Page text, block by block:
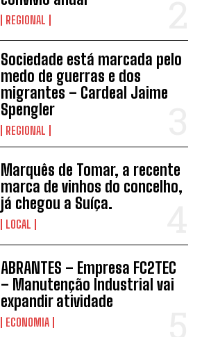
INSCREVER
REGIONAL
Sociedade está marcada pelo
medo de guerras e dos
migrantes – Cardeal Jaime
Spengler
REGIONAL
Marquês de Tomar, a recente
marca de vinhos do concelho,
já chegou a Suíça.
LOCAL
ABRANTES – Empresa FC2TEC
– Manutenção Industrial vai
expandir atividade
ECONOMIA